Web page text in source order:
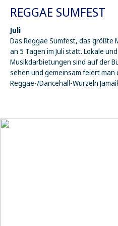
REGGAE SUMFEST
Juli
Das Reggae Sumfest, das größte
an 5 Tagen im Juli statt. Lokale
Musikdarbietungen sind auf der
sehen und gemeinsam feiert man
Reggae-/Dancehall-Wurzeln